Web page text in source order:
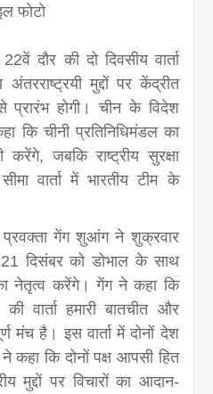
फाेटाे
दौर की दो दिवसीय वार्ता
अंतरराष्‍ट्रयी मुद्दों पर केंद्रीत
से प्रारंभ होगी। चीन के विदेश
कि चीनी प्रतिनिधिमंडल का
करेंगे, जबकि राष्‍ट्रीय सुरक्षा
वार्ता में भारतीय टीम के
गेंग शुआंग ने शुक्रवार
दिसंबर को डोभाल के साथ
नेतृत्‍व करेंगे। गेंग ने कहा कि
वार्ता हमारी बातचीत और
मंच है। इस वार्ता में दोनों देश
कि दोनों पक्ष आपसी हित
मुद्दों पर विचारों का आदान-